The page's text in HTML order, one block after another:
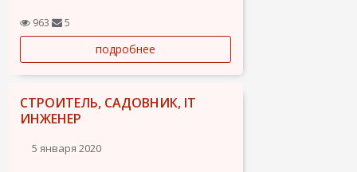
Закупка материалов для производства
и установки окон.
Доставка окон на объект. Создание
сайтов для компании. Реклама.
САМОЗАНЯТЫЙ В СФЕРЕ ОКОН И МЕБЕЛИ
963 5
подробнее
СТРОИТЕЛЬ, САДОВНИК, IT
ИНЖЕНЕР
5 января 2020